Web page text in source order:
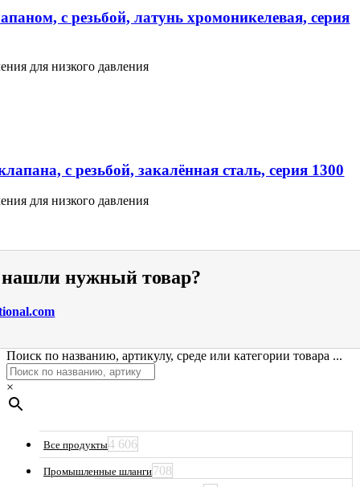
с резьбой, латунь хромоникелевая, серия
для низкого давления
с резьбой, закалённая сталь, серия 1300
для низкого давления
нужный товар?
Поиск по названию, артикулу, среде или категории товара ...
×
Все продукты4 606
Промышленные шланги708